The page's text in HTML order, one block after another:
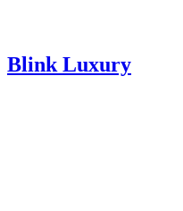
Blink Luxury